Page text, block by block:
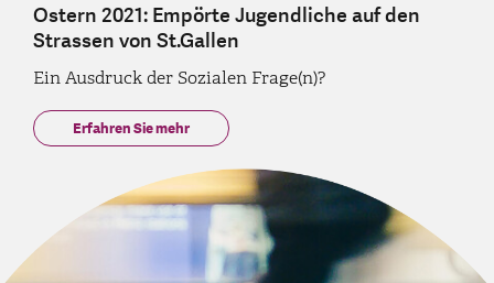
Ostern 2021: Empörte Jugendliche auf den
Strassen von St.Gallen
Ein Ausdruck der Sozialen Frage(n)?
Erfahren Sie mehr